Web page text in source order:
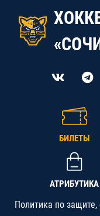
БИЛЕТЫ
АТРИБУТИКА
Политика по